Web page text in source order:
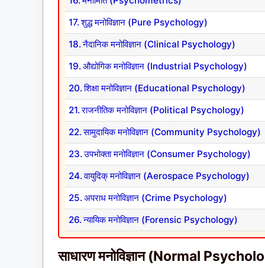
शुद्ध मनोविज्ञान (Pure Psychology)
नैदानिक मनोविज्ञान (Clinical Psychology)
औद्योगिक मनोविज्ञान (Industrial Psychology)
शिक्षा मनोविज्ञान (Educational Psychology)
राजनीतिक मनोविज्ञान (Political Psychology)
सामुदायिक मनोविज्ञान (Community Psychology)
उपभोक्ता मनोविज्ञान (Consumer Psychology)
वायुदिक् मनोविज्ञान (Aerospace Psychology)
अपराध मनोविज्ञान (Crime Psychology)
न्यायिक मनोविज्ञान (Forensic Psychology)
साधारण मनोविज्ञान (Normal